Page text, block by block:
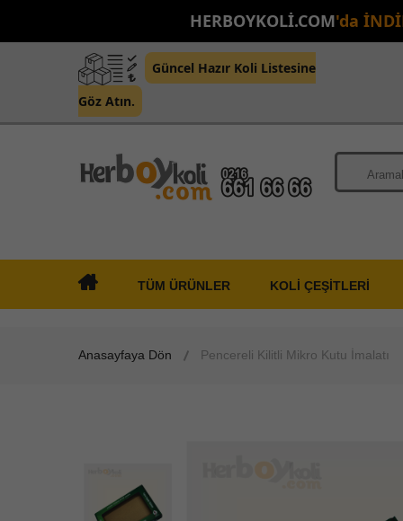
HERBOYKOLİ.COM'da
Güncel Hazır Koli Listesine
Göz Atın.
TÜM ÜRÜNLER KOLİ ÇEŞİTLERİ
Anasayfaya Dön Pencereli Kilitli Mikro Kutu İmalatı